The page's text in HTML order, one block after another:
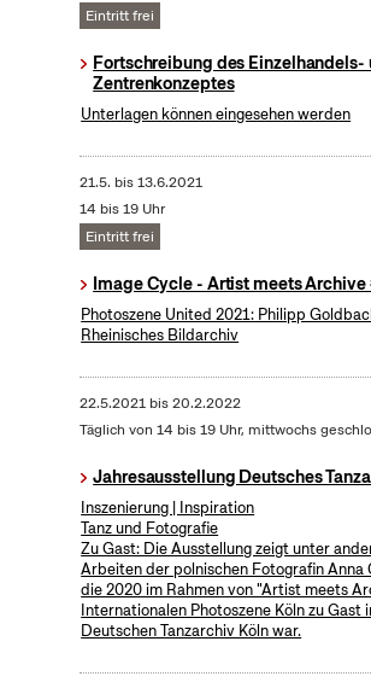
Eintritt frei
Fortschreibung des Einzelhandels-
Zentrenkonzeptes
Unterlagen können eingesehen werden
21.5. bis13.6.2021
14 bis 19 Uhr
Eintritt frei
Image Cycle - Artist meets Archive
Photoszene United 2021: Philipp
Rheinisches Bildarchiv
22.5.2021bis20.2.2022
Täglich von 14 bis 19 Uhr, mittwochs
Jahresausstellung Deutsches
Inszenierung | Inspiration
Tanz und Fotografie
Zu Gast: Die Ausstellung zeigt unter
Arbeiten der polnischen Fotografin Anna
die 2020 im Rahmen von "Artist meets
Internationalen Photoszene Köln zu Gast
Deutschen Tanzarchiv Köln war.